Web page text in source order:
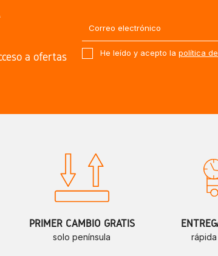
a ofertas
He leído y acepto la política
PRIMER CAMBIO GRATIS
solo península